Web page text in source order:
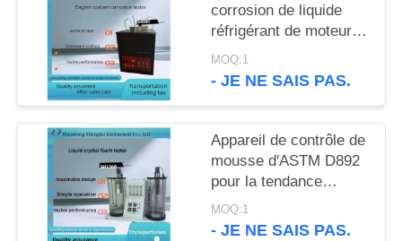
corrosion de liquide
réfrigérant de moteur
d'ASTM D1384 équipé
du compresseur d'air
MOQ:1
- JE NE SAIS PAS.
Appareil de contrôle de
mousse d'ASTM D892
pour la tendance
écumante de
mesure/huile de
MOQ:1
- JE NE SAIS PAS.